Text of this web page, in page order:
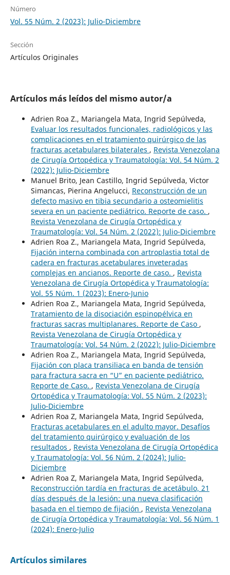
Número
Vol. 55 Núm. 2 (2023): Julio-Diciembre
Sección
Artículos Originales
Artículos más leídos del mismo autor/a
Adrien Roa Z., Mariangela Mata, Ingrid Sepúlveda,
Evaluar los resultados funcionales, radiológicos y las
complicaciones en el tratamiento quirúrgico de las
fracturas acetabulares bilaterales , Revista Venezolana
de Cirugía Ortopédica y Traumatología: Vol. 54 Núm. 2
(2022): Julio-Diciembre
Manuel Brito, Jean Castillo, Ingrid Sepúlveda, Victor
Simancas, Pierina Angelucci, Reconstrucción de un
defecto masivo en tibia secundario a osteomielitis
severa en un paciente pediátrico. Reporte de caso. ,
Revista Venezolana de Cirugía Ortopédica y
Traumatología: Vol. 54 Núm. 2 (2022): Julio-Diciembre
Adrien Roa Z., Mariangela Mata, Ingrid Sepúlveda,
Fijación interna combinada con artroplastia total de
cadera en fracturas acetabulares inveteradas
complejas en ancianos. Reporte de caso. , Revista
Venezolana de Cirugía Ortopédica y Traumatología:
Vol. 55 Núm. 1 (2023): Enero-Junio
Adrien Roa Z., Mariangela Mata, Ingrid Sepúlveda,
Tratamiento de la disociación espinopélvica en
fracturas sacras multiplanares. Reporte de Caso ,
Revista Venezolana de Cirugía Ortopédica y
Traumatología: Vol. 54 Núm. 2 (2022): Julio-Diciembre
Adrien Roa Z., Mariangela Mata, Ingrid Sepúlveda,
Fijación con placa transiliaca en banda de tensión
para fractura sacra en “U” en paciente pediátrico.
Reporte de Caso. , Revista Venezolana de Cirugía
Ortopédica y Traumatología: Vol. 55 Núm. 2 (2023):
Julio-Diciembre
Adrien Roa Z, Mariangela Mata, Ingrid Sepúlveda,
Fracturas acetabulares en el adulto mayor. Desafíos
del tratamiento quirúrgico y evaluación de los
resultados , Revista Venezolana de Cirugía Ortopédica
y Traumatología: Vol. 56 Núm. 2 (2024): Julio-
Diciembre
Adrien Roa Z, Mariangela Mata, Ingrid Sepúlveda,
Reconstrucción tardía en fracturas de acetábulo, 21
días después de la lesión: una nueva clasificación
basada en el tiempo de fijación , Revista Venezolana
de Cirugía Ortopédica y Traumatología: Vol. 56 Núm. 1
(2024): Enero-Julio
Artículos similares